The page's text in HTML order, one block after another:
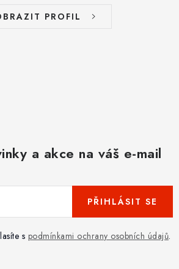
PROFIL
a akce na váš e-mail
s podmínkami ochrany osobních údajů.
PŘIHLÁSIT SE